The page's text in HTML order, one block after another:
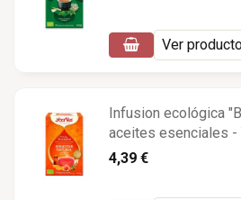
Ver
Infusion ecológica
aceites esenciales -
4,39 €